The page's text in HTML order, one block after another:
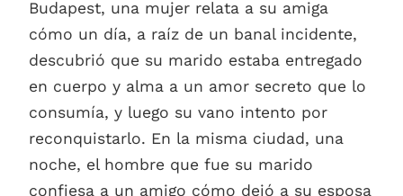
Budapest, una mujer relata a su amiga
cómo un día, a raíz de un banal incidente,
descubrió que su marido estaba entregado
en cuerpo y alma a un amor secreto que lo
consumía, y luego su vano intento por
reconquistarlo. En la misma ciudad, una
noche, el hombre que fue su marido
confiesa a un amigo cómo dejó a su esposa